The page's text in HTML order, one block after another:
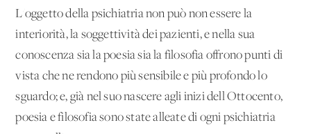
L'oggetto della psichiatria non può non essere la
interiorità, la soggettività dei pazienti, e nella sua
conoscenza sia la poesia sia la filosofia offrono punti di
vista che ne rendono più sensibile e più profondo lo
sguardo; e, già nel suo nascere agli inizi dell'Ottocento,
poesia e filosofia sono state alleate di ogni psichiatria